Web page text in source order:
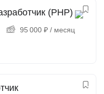
(PHP)
95 000 ₽ / месяц